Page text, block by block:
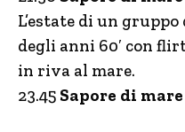
L’estate di un
degli anni 60′ con
in riva al mare.
23.45 Sapore di